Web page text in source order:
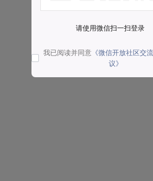
请使用微信扫一扫登录
我已阅读并同意 《微信开放社区交
议》